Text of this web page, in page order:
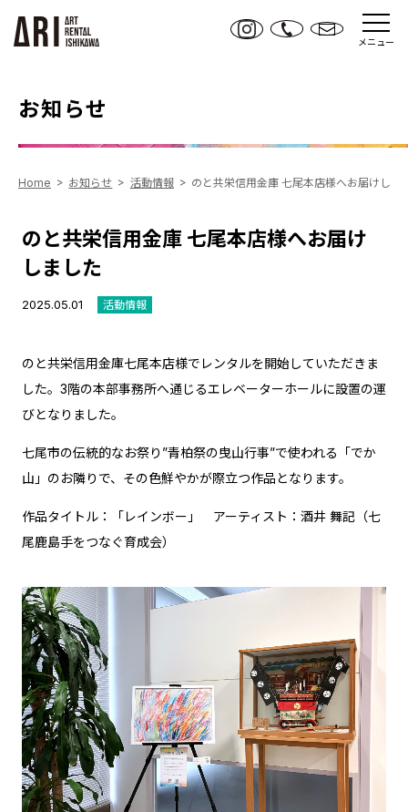
メニュー
お知らせ
Home お知らせ 活動情報 のと共栄信用金庫 七尾本店様へお届けしま
のと共栄信用金庫 七尾本店様へお届け
しました
2025.05.01 活動情報
のと共栄信用金庫七尾本店様でレンタルを開始していただきま
した。3階の本部事務所へ通じるエレベーターホールに設置の運
びとなりました。
七尾市の伝統的なお祭り”青柏祭の曳山行事”で使われる「でか
山」のお隣りで、その色鮮やかが際立つ作品となります。
作品タイトル：「レインボー」 アーティスト：酒井 舞記（七
尾鹿島手をつなぐ育成会）